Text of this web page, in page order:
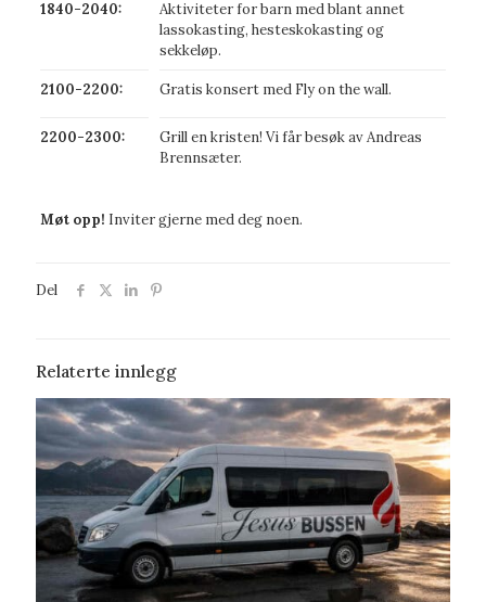
1840-2040:
Aktiviteter for barn med blant annet
lassokasting, hesteskokasting og
sekkeløp.
2100-2200: Gratis konsert med Fly on the wall.
2200-2300:
Grill en kristen! Vi får besøk av Andreas
Brennsæter.
Møt opp! Inviter gjerne med deg noen.
Del
Relaterte innlegg